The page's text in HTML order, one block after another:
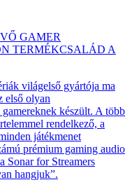
GAMER
TERMÉKCSALÁD A
világelső gyártója ma
első olyan
készült. A több
rendelkező, a
játékmenet
prémium gaming audio
Sonar for Streamers
hangjuk”.